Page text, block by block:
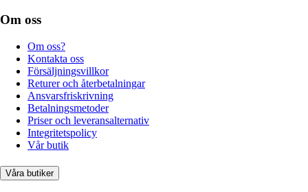
Om oss
Om oss?
Kontakta oss
Försäljningsvillkor
Returer och återbetalningar
Ansvarsfriskrivning
Betalningsmetoder
Priser och leveransalternativ
Integritetspolicy
Vår butik
Våra butiker